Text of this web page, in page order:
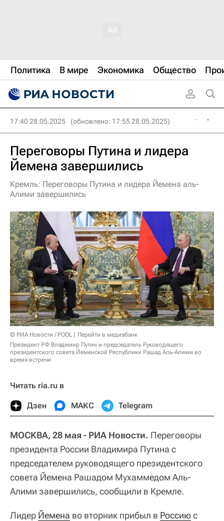
Политика В мире Экономика Общество
17:40 28.05.2025 (обновлено: 17:55 28.05.2025)
Переговоры Путина и лидера
Йемена завершились
Кремль: Переговоры Путина и лидера Йемена аль-
Алими завершились
© РИА Новости / POOL
Перейти в медиабанк
Президент РФ Владимир Путин и председатель Руководящего
президентского совета Йеменской Республики Рашад Аль-Алими во
время встречи
Читать ria.ru в
Дзен МАКС Telegram
МОСКВА, 28 мая - РИА Новости. Переговоры
президента России Владимира Путина с
председателем руководящего президентского
совета Йемена Рашадом Мухаммедом Аль-
Алими завершились, сообщили в Кремле.
Лидер Йемена во вторник прибыл в Россиюс